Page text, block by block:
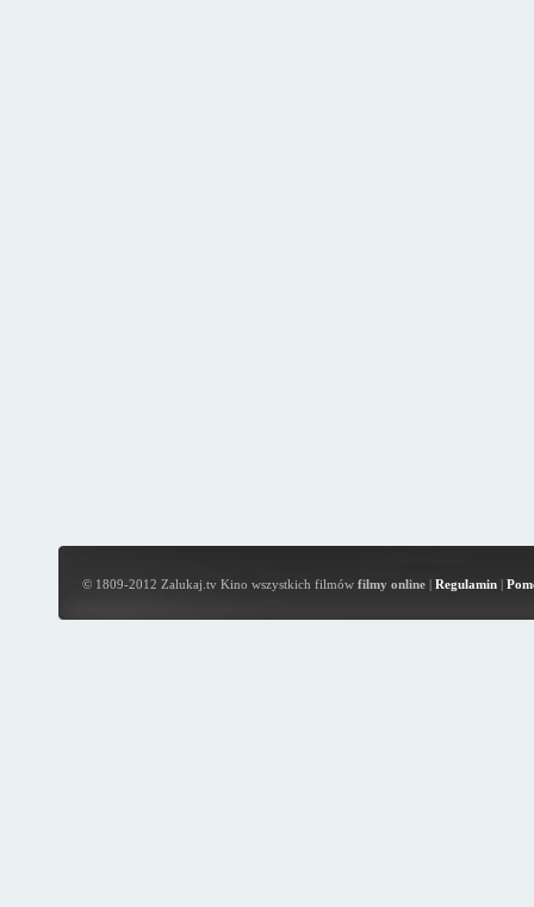
© 1809-2012 Zalukaj.tv Kino wszystkich filmów filmy online| Regulamin|